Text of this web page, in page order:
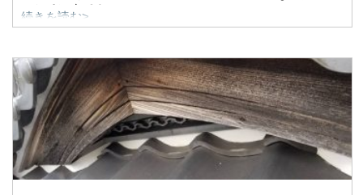
ヨシペンまで！
続きを読む>